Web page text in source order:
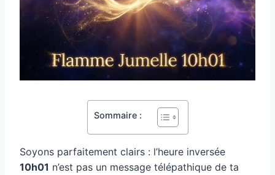
Sommaire :
Soyons parfaitement clairs : l’heure inversée
10h01 n’est pas un message télépathique de ta